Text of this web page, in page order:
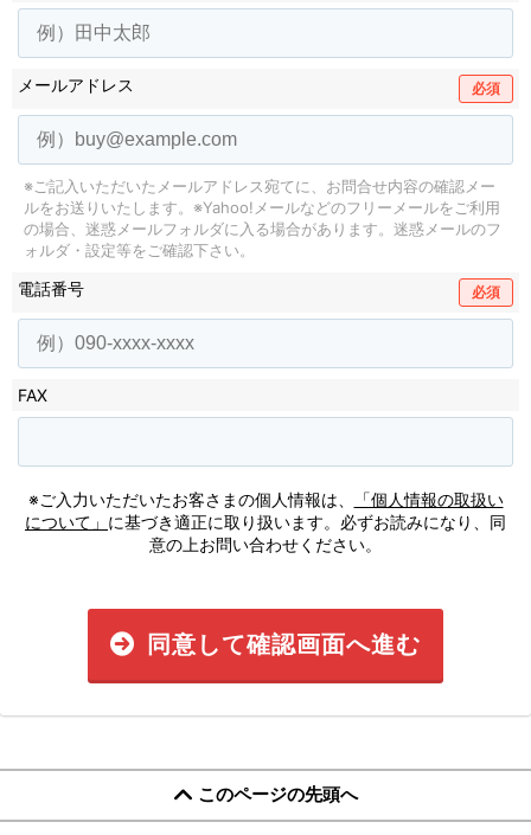
メールアドレス 必須
※ご記入いただいたメールアドレス宛てに、お問合せ内容の確認メー
ルをお送りいたします。 ※Yahoo!メールなどのフリーメールをご利用
の場合、迷惑メールフォルダに入る場合があります。 迷惑メールのフ
ォルダ・設定等をご確認下さい。
電話番号 必須
FAX
※ご入力いただいたお客さまの個人情報は、
「個人情報の取扱い
について」 に基づき適正に取り扱います。必ずお読みになり、同
意の上お問い合わせください。
同意して確認画面へ進む
このページの先頭へ